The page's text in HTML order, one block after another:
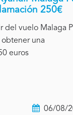
250€
del vuelo Malaga
una
euros
06/08/